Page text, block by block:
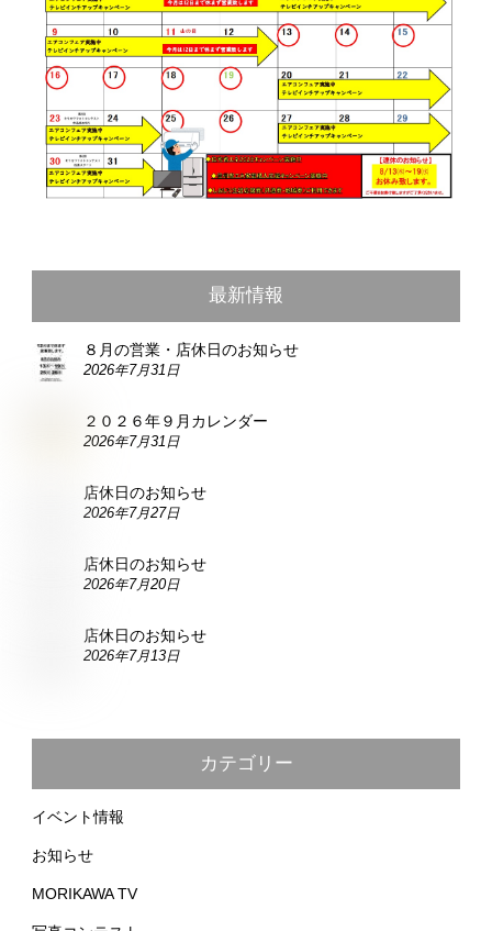
最新情報
８月の営業・店休日のお知らせ
2026年7月31日
２０２６年９月カレンダー
2026年7月31日
店休日のお知らせ
2026年7月27日
店休日のお知らせ
2026年7月20日
店休日のお知らせ
2026年7月13日
カテゴリー
イベント情報
お知らせ
MORIKAWA TV